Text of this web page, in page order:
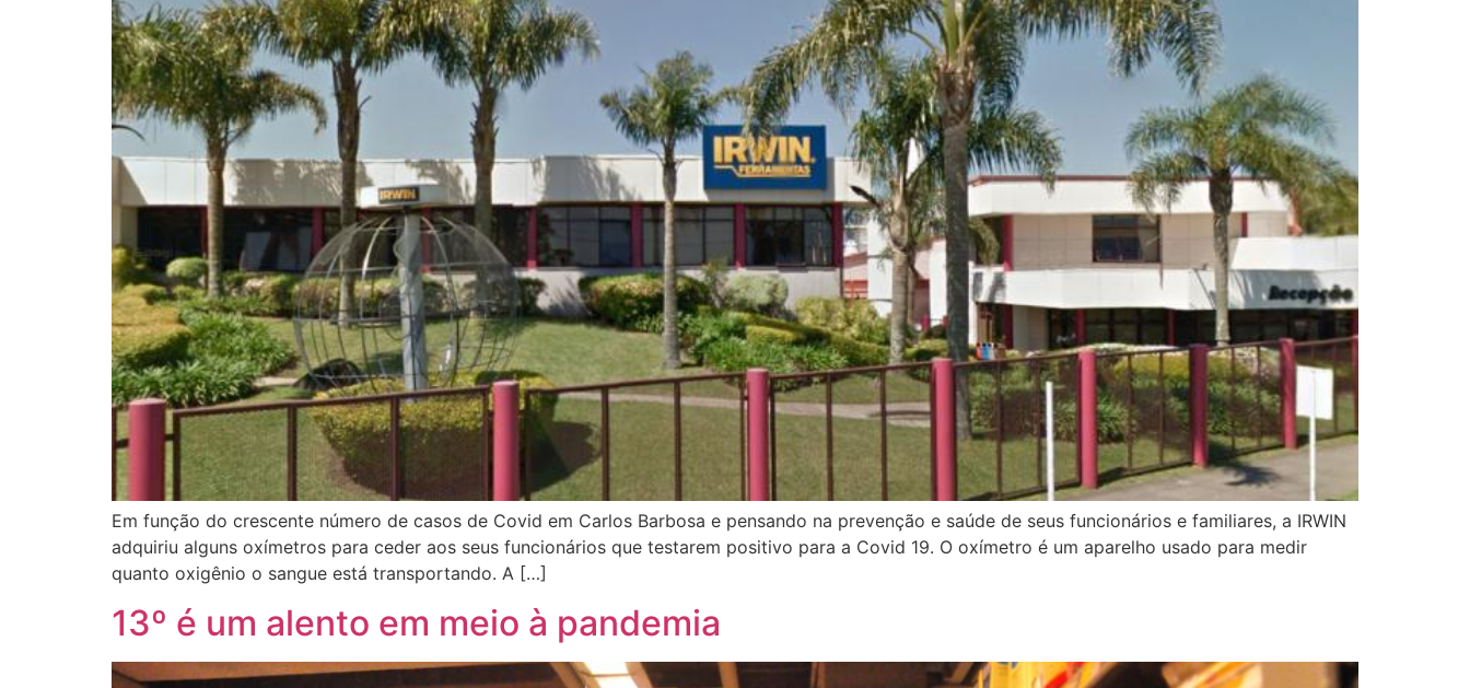
Em função do crescente número de casos de Covid em Carlos Barbosa e pensando na prevenção e saúde de seus funcionários e familiares, a IRWIN
adquiriu alguns oxímetros para ceder aos seus funcionários que testarem positivo para a Covid 19. O oxímetro é um aparelho usado para medir
quanto oxigênio o sangue está transportando. A […]
13º é um alento em meio à pandemia